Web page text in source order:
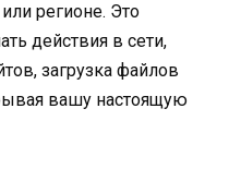
регионе. Это
действия в сети,
загрузка файлов
вашу настоящую